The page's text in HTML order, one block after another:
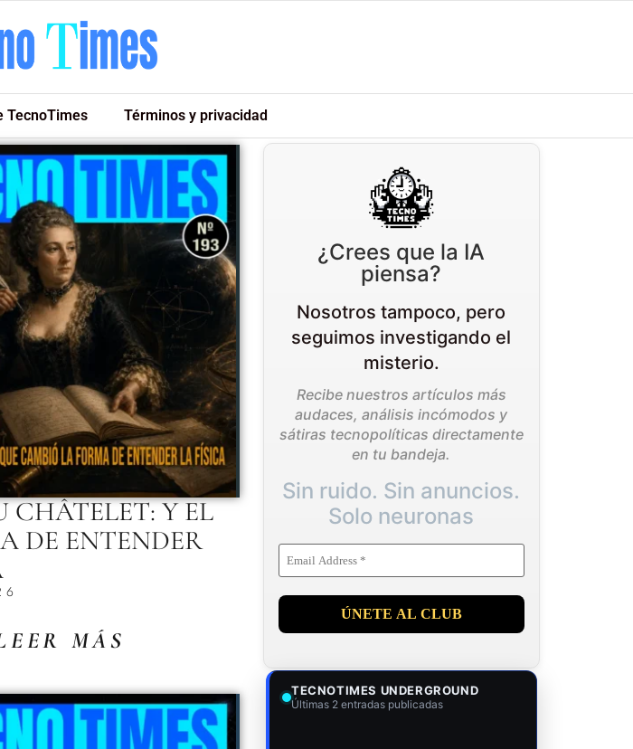
TecnoTimes Términos y privacidad
CHÂTELET: Y EL
DE ENTENDER
MÁS
¿Crees que la IA
piensa?
Nosotros tampoco, pero
seguimos investigando el
misterio.
Recibe nuestros artículos más
audaces, análisis incómodos y
sátiras tecnopolíticas directamente
en tu bandeja.
Sin ruido. Sin anuncios.
Solo neuronas
TECNOTIMES UNDERGROUND
Últimas 2 entradas publicadas